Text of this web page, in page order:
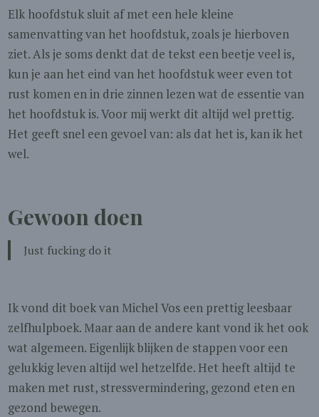
Elk hoofdstuk sluit af met een hele kleine
samenvatting van het hoofdstuk, zoals je hierboven
ziet. Als je soms denkt dat de tekst een beetje veel is,
kun je aan het eind van het hoofdstuk weer even tot
rust komen en in drie zinnen lezen wat de essentie van
het hoofdstuk is. Voor mij werkt dit altijd wel prettig.
Het geeft snel een gevoel van: als dat het is, kan ik het
wel.
Gewoon doen
Just fucking do it
Ik vond dit boek van Michel Vos een prettig leesbaar
zelfhulpboek. Maar aan de andere kant vond ik het ook
wat algemeen. Eigenlijk blijken de stappen voor een
gelukkig leven altijd wel hetzelfde. Het heeft altijd te
maken met rust, stressvermindering, gezond eten en
gezond bewegen.